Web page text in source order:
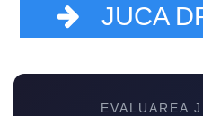
JUCA
EVALUAREA